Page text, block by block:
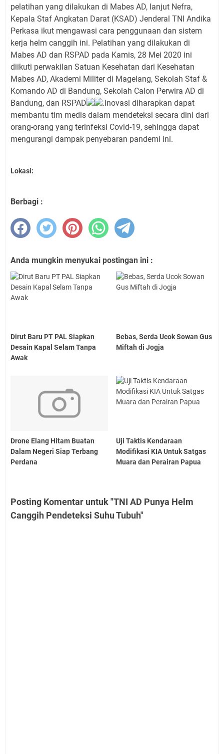
pelatihan yang dilakukan di Mabes AD, lanjut Nefra,
Kepala Staf Angkatan Darat (KSAD) Jenderal TNI Andika
Perkasa ikut mengawasi cara penggunaan dan sistem
kerja helm canggih ini. Pelatihan yang dilakukan di
Mabes AD dan RSPAD pada Kamis, 28 Mei 2020 ini
diikuti perwakilan Satuan Kesehatan dari Kesehatan
Mabes AD, Akademi Militer di Magelang, Sekolah Staf &
Komando AD di Bandung, Sekolah Calon Perwira AD di
Bandung, dan RSPAD
.Inovasi diharapkan dapat
membantu tim medis dalam mendeteksi secara dini dari
orang-orang yang terinfeksi Covid-19, sehingga dapat
mengurangi dampak penyebaran pandemi ini.
Lokasi:
Berbagi :
Anda mungkin menyukai postingan ini :
Dirut Baru PT PAL Siapkan
Desain Kapal Selam Tanpa
Awak
Bebas, Serda Ucok Sowan Gus
Miftah di Jogja
Drone Elang Hitam Buatan
Dalam Negeri Siap Terbang
Perdana
Uji Taktis Kendaraan
Modifikasi KIA Untuk Satgas
Muara dan Perairan Papua
Posting Komentar untuk "TNI AD Punya Helm
Canggih Pendeteksi Suhu Tubuh"